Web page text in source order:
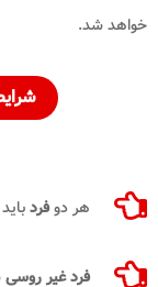
خواهد شد.
هر دوفردباید بالای
فرد غیر روسی